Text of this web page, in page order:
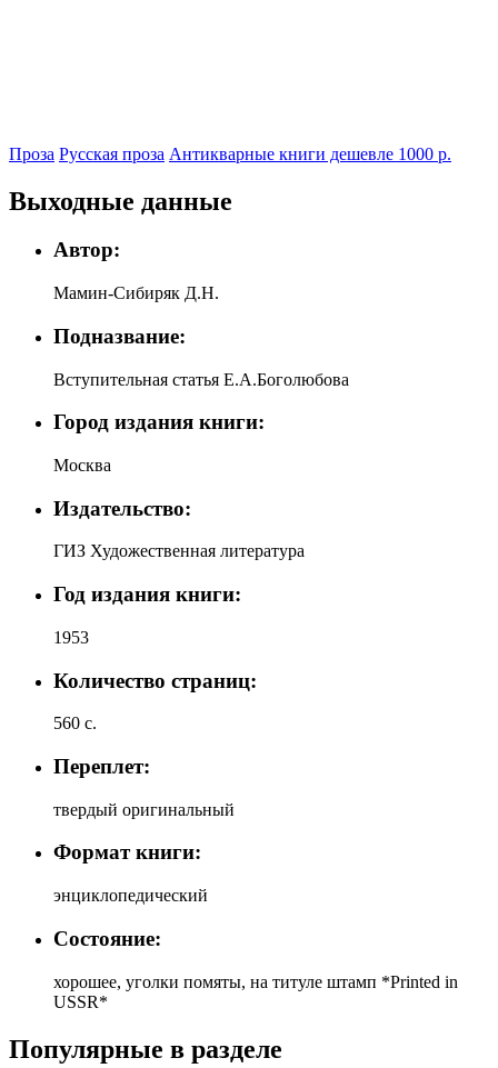
Проза Русская проза Антикварные книги дешевле 1000 р.
Выходные данные
Автор:
Мамин-Сибиряк Д.Н.
Подназвание:
Вступительная статья Е.А.Боголюбова
Город издания книги:
Москва
Издательство:
ГИЗ Художественная литература
Год издания книги:
1953
Количество страниц:
560 с.
Переплет:
твердый оригинальный
Формат книги:
энциклопедический
Состояние:
хорошее, уголки помяты, на титуле штамп *Printed in
USSR*
Популярные в разделе